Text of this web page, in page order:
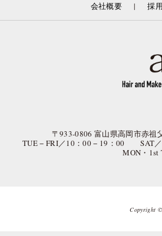
会社概要 | 採
〒933-0806 富山県高岡市赤
TUE − FRI／10：00 − 19：00 SAT
MON・1st
Copyright